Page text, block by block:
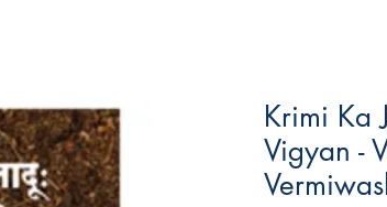
Krimi Ka
Vigyan -